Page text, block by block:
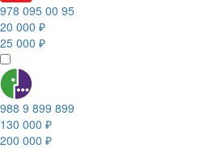
978 095 00 95
20 000 ₽
25 000 ₽
988 9 899 899
130 000 ₽
200 000 ₽